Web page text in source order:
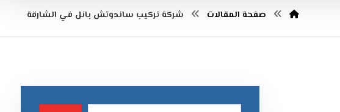
صفحة المقالات شركة تركيب ساندوتش بانل في الشارقة